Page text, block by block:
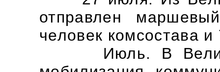
отправлен
человек комсостава
Июль. В